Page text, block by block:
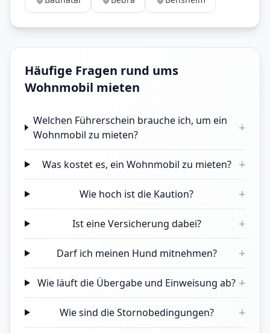
Häufige Fragen rund ums
Wohnmobil mieten
Welchen Führerschein brauche ich, um ein
Wohnmobil zu mieten?
+
Was kostet es, ein Wohnmobil zu mieten? +
Wie hoch ist die Kaution? +
Ist eine Versicherung dabei? +
Darf ich meinen Hund mitnehmen? +
Wie läuft die Übergabe und Einweisung ab? +
Wie sind die Stornobedingungen? +